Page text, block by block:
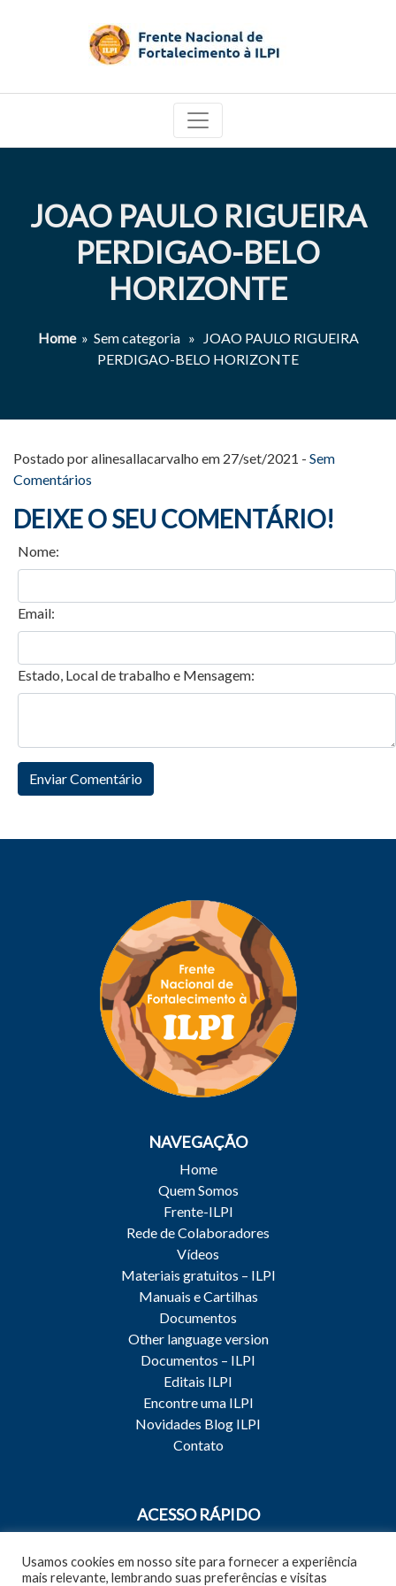
JOAO PAULO RIGUEIRA
PERDIGAO-BELO
HORIZONTE
Home» Sem categoria » JOAO PAULO RIGUEIRA
PERDIGAO-BELO HORIZONTE
Postado por alinesallacarvalho em 27/set/2021 - Sem
Comentários
DEIXE O SEU COMENTÁRIO!
Nome:
Email:
Estado, Local de trabalho e Mensagem:
NAVEGAÇÃO
Home
Quem Somos
Frente-ILPI
Rede de Colaboradores
Vídeos
Materiais gratuitos – ILPI
Manuais e Cartilhas
Documentos
Other language version
Documentos – ILPI
Editais ILPI
Encontre uma ILPI
Novidades Blog ILPI
Contato
ACESSO RÁPIDO
Qualidade do Cuidado
Usamos cookies em nosso site para fornecer a experiência
mais relevante, lembrando suas preferências e visitas